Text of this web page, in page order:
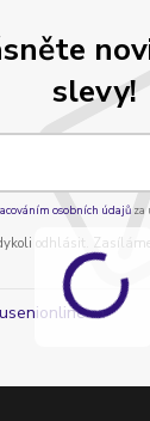
slevy!
osobních údajůza
odhlásit.